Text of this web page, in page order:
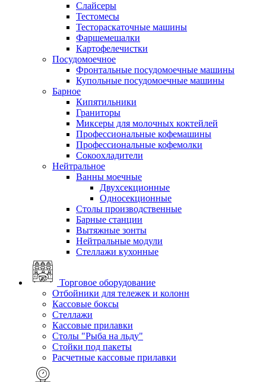
Слайсеры
Тестомесы
Тестораскаточные машины
Фаршемешалки
Картофелечистки
Посудомоечное
Фронтальные посудомоечные машины
Купольные посудомоечные машины
Барное
Кипятильники
Граниторы
Миксеры для молочных коктейлей
Профессиональные кофемашины
Профессиональные кофемолки
Сокоохладители
Нейтральное
Ванны моечные
Двухсекционные
Односекционные
Столы производственные
Барные станции
Вытяжные зонты
Нейтральные модули
Стеллажи кухонные
Торговое оборудование
Отбойники для тележек и колонн
Кассовые боксы
Стеллажи
Кассовые прилавки
Столы "Рыба на льду"
Стойки под пакеты
Расчетные кассовые прилавки